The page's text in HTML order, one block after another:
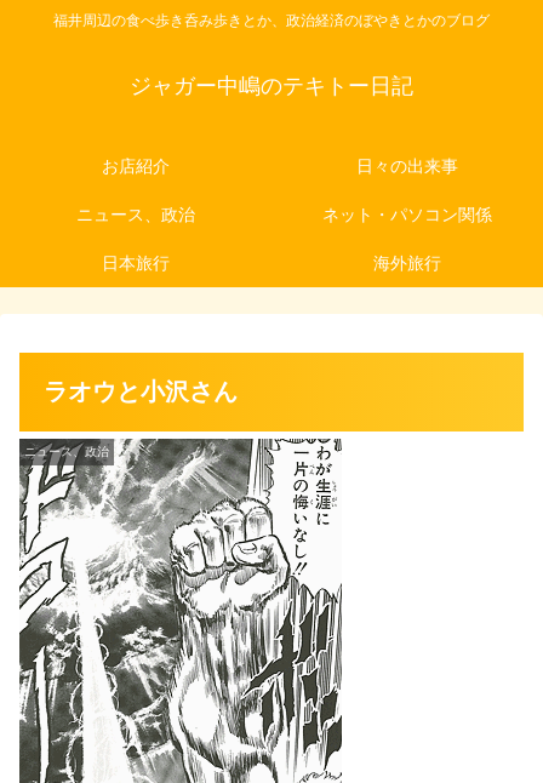
福井周辺の食べ歩き呑み歩きとか、政治経済のぼやきとかのブログ
ジャガー中嶋のテキトー日記
お店紹介 日々の出来事
ニュース、政治 ネット・パソコン関係
日本旅行 海外旅行
ラオウと小沢さん
ニュース、政治